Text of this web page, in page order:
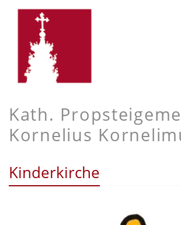
Kath.
Kornelius
Kinderkirche